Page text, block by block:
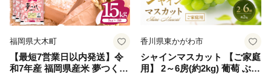
福岡県大木町
【最短7営業日以内発送】令
和7年産 福岡県産米 夢つくし
香川県東かがわ市
シャインマスカット 【ご家庭
用】 2～6房(約2kg) 葡萄 ぶど